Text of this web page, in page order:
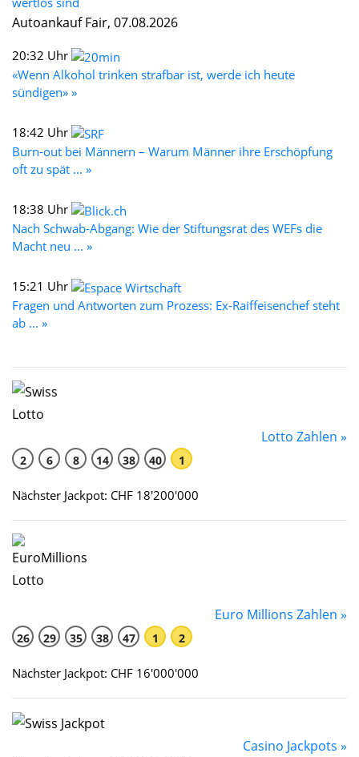
Autoankauf Fair, 07.08.2026
20:32 Uhr
«Wenn Alkohol trinken strafbar ist, werde ich heute
sündigen» »
18:42 Uhr
Burn-out bei Männern – Warum Männer ihre Erschöpfung
oft zu spät ... »
18:38 Uhr
Nach Schwab-Abgang: Wie der Stiftungsrat des WEFs die
Macht neu ... »
15:21 Uhr
Fragen und Antworten zum Prozess: Ex-Raiffeisenchef steht
ab ... »
Lotto Zahlen »
2 6 8 14 38 40 1
Nächster Jackpot: CHF 18'200'000
Euro Millions Zahlen »
26 29 35 38 47 1 2
Nächster Jackpot: CHF 16'000'000
Casino Jackpots »